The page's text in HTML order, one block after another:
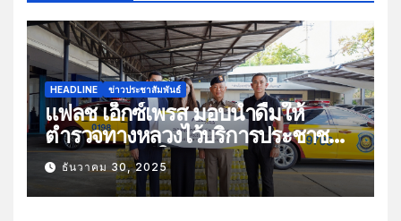
HEADLINE ข่าวประชาสัมพันธ์
แฟลช เอ็กซ์เพรส มอบน้ำดื่มให้
ตำรวจทางหลวงไว้บริการประชาชน
ช่วงเทศกาลปีใหม่
ธันวาคม 30, 2025